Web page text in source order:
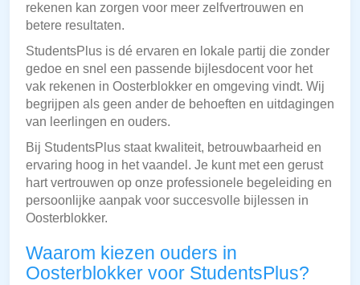
rekenen kan zorgen voor meer zelfvertrouwen en
betere resultaten.
StudentsPlus is dé ervaren en lokale partij die zonder
gedoe en snel een passende bijlesdocent voor het
vak rekenen in Oosterblokker en omgeving vindt. Wij
begrijpen als geen ander de behoeften en uitdagingen
van leerlingen en ouders.
Bij StudentsPlus staat kwaliteit, betrouwbaarheid en
ervaring hoog in het vaandel. Je kunt met een gerust
hart vertrouwen op onze professionele begeleiding en
persoonlijke aanpak voor succesvolle bijlessen in
Oosterblokker.
Waarom kiezen ouders in
Oosterblokker voor StudentsPlus?